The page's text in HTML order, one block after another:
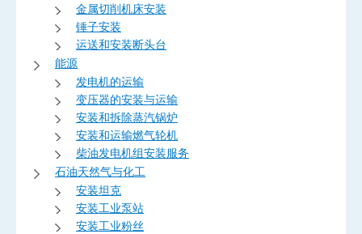
金属切削机床安装
锤子安装
运送和安装断头台
能源
发电机的运输
变压器的安装与运输
安装和拆除蒸汽锅炉
安装和运输燃气轮机
柴油发电机组安装服务
石油天然气与化工
安装坦克
安装工业泵站
安装工业粉丝